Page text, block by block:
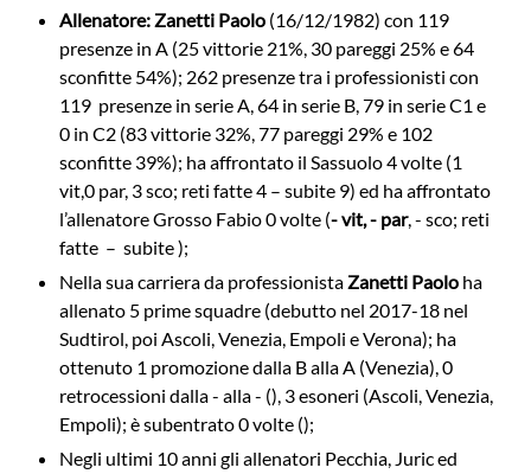
Allenatore:Zanetti Paolo (16/12/1982) con 119
presenze in A (25 vittorie 21%, 30 pareggi 25% e 64
sconfitte 54%); 262 presenze tra i professionisti con
119 presenze in serie A, 64 in serie B, 79 in serie C1 e
0 in C2 (83 vittorie 32%, 77 pareggi 29% e 102
sconfitte 39%); ha affrontato il Sassuolo 4 volte (1
vit,0 par, 3 sco; reti fatte 4 – subite 9) ed ha affrontato
l’allenatore Grosso Fabio 0 volte (- vit, - par, - sco; reti
fatte – subite );
Nella sua carriera da professionistaZanetti Paolo ha
allenato 5 prime squadre (debutto nel 2017-18 nel
Sudtirol, poi Ascoli, Venezia, Empoli e Verona); ha
ottenuto 1 promozione dalla B alla A (Venezia), 0
retrocessioni dalla - alla - (), 3 esoneri (Ascoli, Venezia,
Empoli); è subentrato 0 volte ();
Negli ultimi 10 anni gli allenatori Pecchia, Juric ed